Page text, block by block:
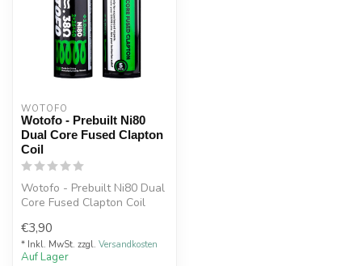
WOTOFO
Wotofo - Prebuilt Ni80
Dual Core Fused Clapton
Coil
Wotofo - Prebuilt Ni80 Dual
Core Fused Clapton Coil
€3,90
* Inkl. MwSt. zzgl. Versandkosten
Auf Lager